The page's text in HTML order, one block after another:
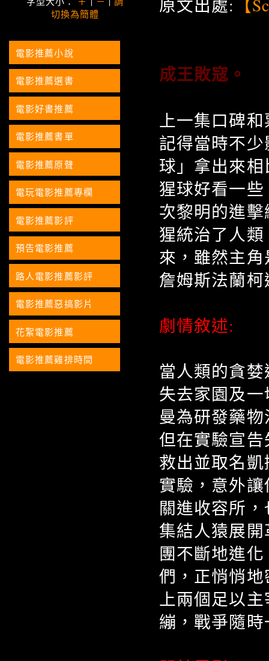
原文出處: 【
成王敗寇。
上一集口碑
記得當時不
球」拿出來
猩球好看一
次黎明的進
猩統治了人
來，雖然主
詹姆斯法蘭
劇情敘述:
當人類的貪
失去家園及
曼為研發藥
但在實驗宣
救出並取名
實驗，意外
關進收容所
集結人猿展
團不斷地進
們，正悄悄
上兩個足以
繃，戰爭隨
切換為簡體
電影推薦小說
電影推薦選書
電影好書推薦
電影推薦書單
電影推薦原聲
電玩電影推薦專欄
電影推薦影評
預告電影推薦
路人電影推薦影評
電影推薦惡搞影片
花絮電影推薦
電影推薦雞排時間